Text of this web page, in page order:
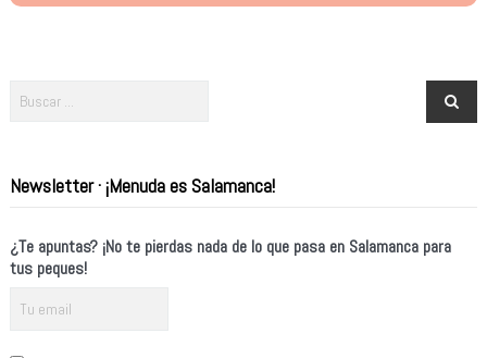
Newsletter · ¡Menuda es Salamanca!
¿Te apuntas? ¡No te pierdas nada de lo que pasa en Salamanca para
tus peques!